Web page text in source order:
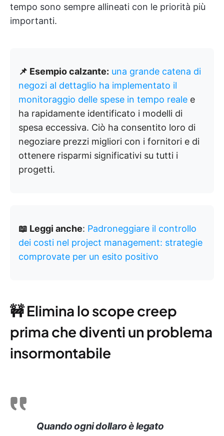
tempo sono sempre allineati con le priorità più
importanti.
📌 Esempio calzante: una grande catena di
negozi al dettaglio ha implementato il
monitoraggio delle spese in tempo reale e
ha rapidamente identificato i modelli di
spesa eccessiva. Ciò ha consentito loro di
negoziare prezzi migliori con i fornitori e di
ottenere risparmi significativi su tutti i
progetti.
📖 Leggi anche: Padroneggiare il controllo
dei costi nel project management: strategie
comprovate per un esito positivo
🚧 Elimina lo scope creep
prima che diventi un problema
insormontabile
Quando ogni dollaro è legato